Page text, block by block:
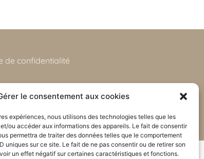
le consentement aux cookies
expériences, nous utilisons des technologies telles que les
ou accéder aux informations des appareils. Le fait de consentir
permettra de traiter des données telles que le comportement
uniques sur ce site. Le fait de ne pas consentir ou de retirer son
un effet négatif sur certaines caractéristiques et fonctions.
de confidentialité